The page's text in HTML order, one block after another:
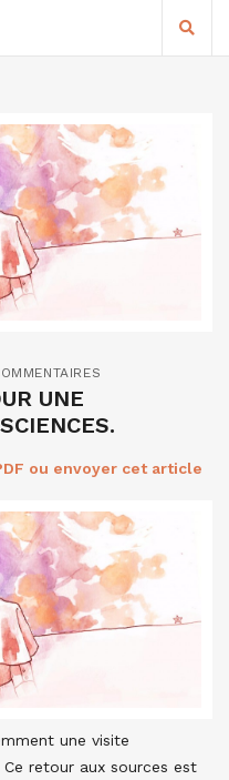
UNE
ou envoyer cet article
une visite
retour aux sources est